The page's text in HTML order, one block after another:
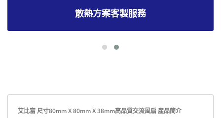
散熱方案客製服務
艾比富 尺寸80mm X 80mm X 38mm高品質交流風扇 產品簡介